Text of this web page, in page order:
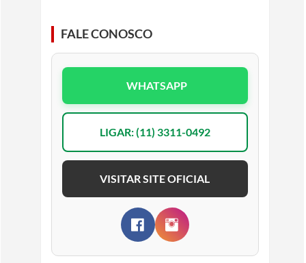
FALE CONOSCO
WHATSAPP
LIGAR: (11) 3311-0492
VISITAR SITE OFICIAL